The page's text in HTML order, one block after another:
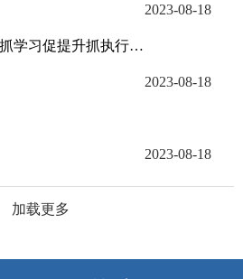
2023-08-18
省教育厅直属机关“抓学习促提升抓执行促落实抓效能促发展”行动工作计划
2023-08-18
2023-08-18
加载更多